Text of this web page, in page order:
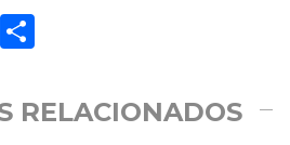
Email
RELACIONADOS